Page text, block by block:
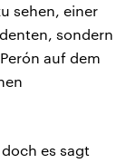
sehen, einer
sondern
auf dem
es sagt